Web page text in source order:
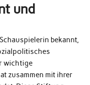
und
bekannt,
wichtige
zusammen mit ihrer